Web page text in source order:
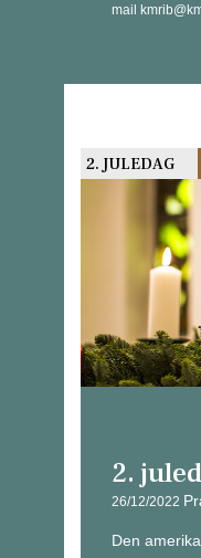
mail
2. JULEDAG
2.
26/12/2022
Den